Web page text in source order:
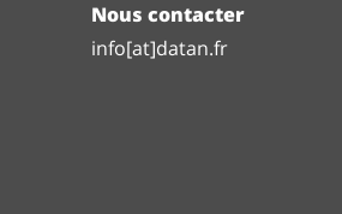
Nous contacter
info[at]datan.fr